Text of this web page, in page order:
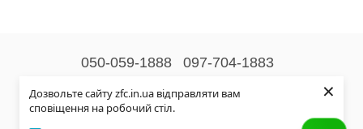
Дозвольте сайту zfc.in.ua відправляти вам
сповіщення на робочий стіл.
×
050-059-1888 097-704-1883
Контактна інформація